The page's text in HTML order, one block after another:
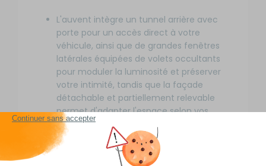
L'auvent intègre un tunnel arrière avec
porte pour un accès direct à votre
véhicule, ainsi que de grandes fenêtres
latérales équipées de volets occultants
pour moduler la luminosité et préserver
votre intimité, tandis que la façade
détachable et partiellement relevable
permet d'adapter l'espace selon vos
besoins, par exemple pour créer une
ouverture supplémentaire avec
moustiquaire.